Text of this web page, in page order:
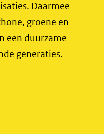
Daarmee
groene en
een duurzame
generaties.